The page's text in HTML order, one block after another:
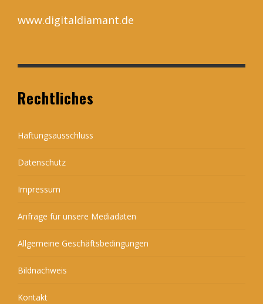
www.digitaldiamant.de
Rechtliches
Haftungsausschluss
Datenschutz
Impressum
Anfrage für unsere Mediadaten
Allgemeine Geschäftsbedingungen
Bildnachweis
Kontakt